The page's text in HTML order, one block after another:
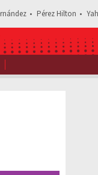
Pérez Hilton
Comparte esta noticia